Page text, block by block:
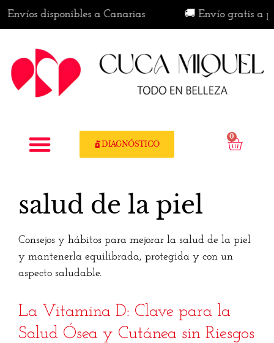
disponibles a Canarias 🚚 Envío gratis a
DIAGNÓSTICO
0
salud de la piel
Consejos y hábitos para mejorar la salud de la piel
y mantenerla equilibrada, protegida y con un
aspecto saludable.
La Vitamina D: Clave para la
Salud Ósea y Cutánea sin Riesgos